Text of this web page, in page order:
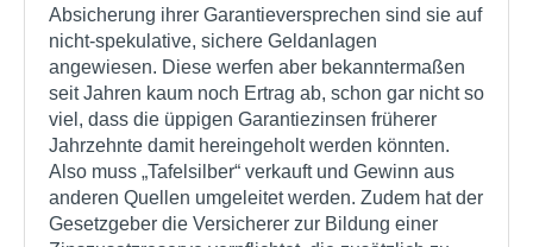
Absicherung ihrer Garantieversprechen sind sie auf
nicht-spekulative, sichere Geldanlagen
angewiesen. Diese werfen aber bekanntermaßen
seit Jahren kaum noch Ertrag ab, schon gar nicht so
viel, dass die üppigen Garantiezinsen früherer
Jahrzehnte damit hereingeholt werden könnten.
Also muss „Tafelsilber“ verkauft und Gewinn aus
anderen Quellen umgeleitet werden. Zudem hat der
Gesetzgeber die Versicherer zur Bildung einer